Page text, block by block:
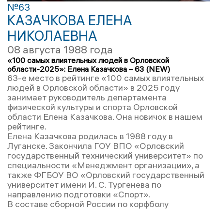
№63
КАЗАЧКОВА ЕЛЕНА
НИКОЛАЕВНА
08 августа 1988 года
«100 самых влиятельных людей в Орловской
области-2025»: Елена Казачкова – 63 (NEW)
63-е место в рейтинге «100 самых влиятельных
людей в Орловской области» в 2025 году
занимает руководитель департамента
физической культуры и спорта Орловской
области Елена Казачкова. Она новичок в нашем
рейтинге.
Елена Казачкова родилась в 1988 году в
Луганске. Закончила ГОУ ВПО «Орловский
государственный технический университет» по
специальности «Менеджмент организации», а
также ФГБОУ ВО «Орловский государственный
университет имени И. С. Тургенева по
направлению подготовки «Спорт».
В составе сборной России по корфболу